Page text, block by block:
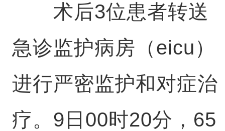
术后3位患者转送
急诊监护病房（eicu）
进行严密监护和对症治
疗。9日00时20分，65